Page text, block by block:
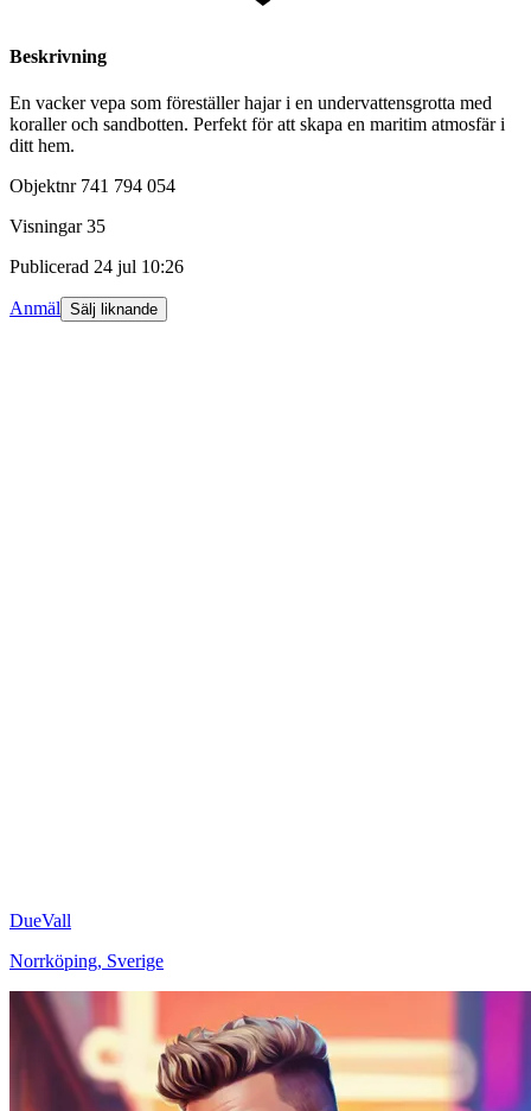
Beskrivning
En vacker vepa som föreställer hajar i en undervattensgrotta med
koraller och sandbotten. Perfekt för att skapa en maritim atmosfär i
ditt hem.
Objektnr 741 794 054
Visningar 35
Publicerad 24 jul 10:26
Anmäl Sälj liknande
DueVall
Norrköping, Sverige